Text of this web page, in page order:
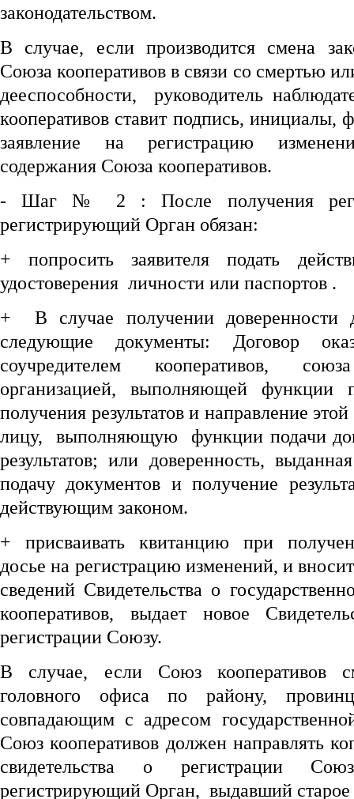
законодательством.
В случае, если производится смена
Союза кооперативов в связи со смертью
дееспособности, руководитель
кооперативов ставит подпись,
заявление на регистрацию
содержания Союза кооперативов.
- Шаг № 2 : После получения
регистрирующий Орган обязан:
+ попросить заявителя подать
удостоверения личности или паспортов .
+ В случае получении доверенности
следующие документы: Договор
соучредителем кооперативов,
организацией, выполняющей функции
получения результатов и направление
лицу, выполняющую функции подачи
результатов; или доверенность,
подачу документов и получение
действующим законом.
+ присваивать квитанцию при
досье на регистрацию изменений, и
сведений Свидетельства о
кооперативов, выдает новое
регистрации Союзу.
В случае, если Союз кооперативов
головного офиса по району,
совпадающим с адресом
Союз кооперативов должен направлять
свидетельства о регистрации
регистрирующий Орган, выдавший старое